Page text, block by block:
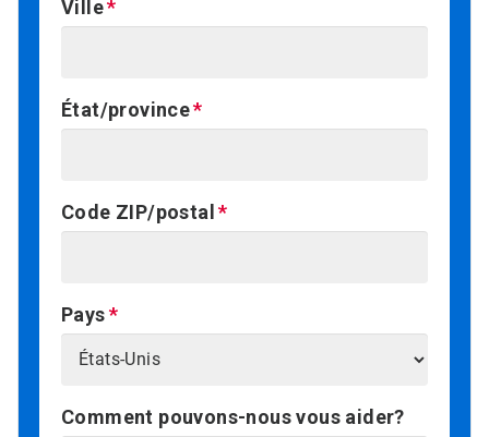
Ville
État/province
Code ZIP/postal
Pays
Comment pouvons-nous vous aider?